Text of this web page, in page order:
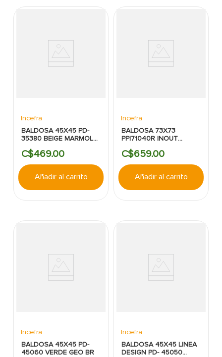
Incefra
BALDOSA 45X45 PD-
35380 BEIGE MARMOL
C$469.00
Añadir al carrito
Incefra
BALDOSA 73X73
PPI71040R INOUT
RECT
C$659.00
Añadir al carrito
Incefra
BALDOSA 45X45 PD-
45060 VERDE GEO BR
Incefra
BALDOSA 45X45 LINEA
DESIGN PD- 45050